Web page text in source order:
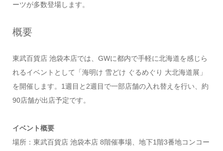
ーツが多数登場します。
概要
東武百貨店 池袋本店では、GWに都内で手軽に北海道を感じら
れるイベントとして「海明け 雪どけ ぐるめぐり 大北海道展」
を開催します。1週目と2週目で一部店舗の入れ替えを行い、約
90店舗が出店予定です。
イベント概要
場所：東武百貨店 池袋本店 8階催事場、地下1階3番地コンコー